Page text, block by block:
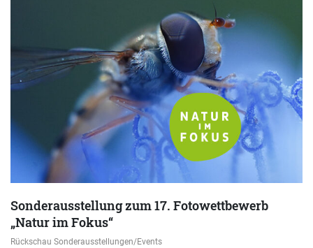
Sonderausstellung zum 17. Fotowettbewerb
„Natur im Fokus“
Rückschau Sonderausstellungen/Events